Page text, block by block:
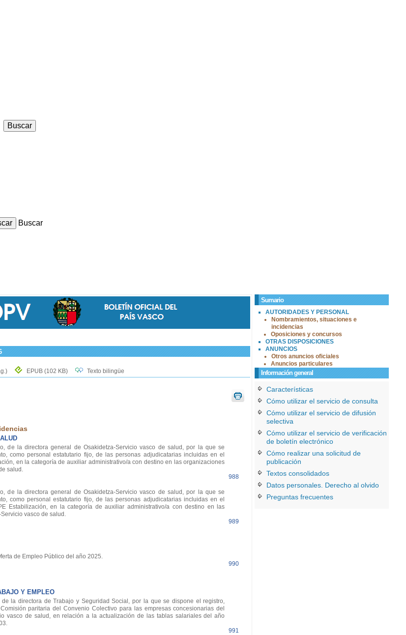
Buscar
EPUB (102 KB) Texto bilingüe
de la directora general de Osakidetza-Servicio vasco de salud, por la que se
como personal estatutario fijo, de las personas adjudicatarias incluidas en el
en la categoría de auxiliar administrativo/a con destino en las organizaciones
salud.
988
de la directora general de Osakidetza-Servicio vasco de salud, por la que se
como personal estatutario fijo, de las personas adjudicatarias incluidas en el
Estabilización, en la categoría de auxiliar administrativo/a con destino en las
vasco de salud.
989
de Empleo Público del año 2025.
990
Y EMPLEO
la directora de Trabajo y Seguridad Social, por la que se dispone el registro,
paritaria del Convenio Colectivo para las empresas concesionarias del
vasco de salud, en relación a la actualización de las tablas salariales del año
991
Sumario
AUTORIDADES Y PERSONAL
Nombramientos, situaciones e
incidencias
Oposiciones y concursos
OTRAS DISPOSICIONES
ANUNCIOS
Otros anuncios oficiales
Anuncios particulares
Información general
Características
Cómo utilizar el servicio de consulta
Cómo utilizar el servicio de difusión
selectiva
Cómo utilizar el servicio de verificación
de boletín electrónico
Cómo realizar una solicitud de
publicación
Textos consolidados
Datos personales. Derecho al olvido
Preguntas frecuentes